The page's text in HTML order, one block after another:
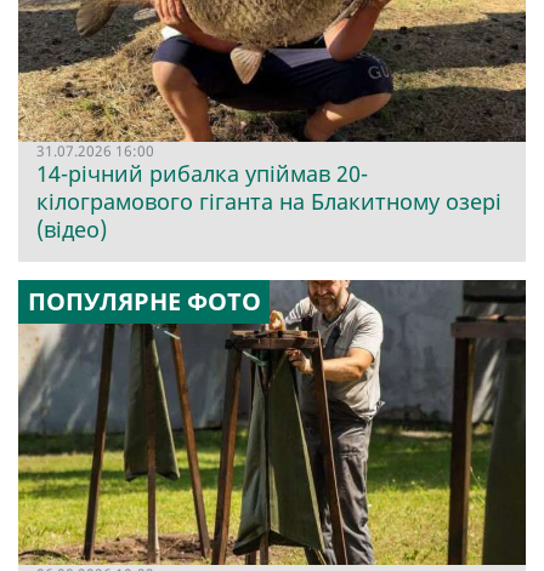
31.07.2026 16:00
14-річний рибалка упіймав 20-
кілограмового гіганта на Блакитному озері
(відео)
ПОПУЛЯРНЕ ФОТО